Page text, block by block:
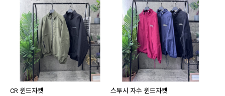
CR 윈드자켓 스투시 자수 윈드자켓